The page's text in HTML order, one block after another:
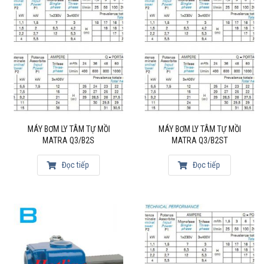
MÁY BƠM LY TÂM TỰ MỒI
MATRA Q3/B2S
Đọc tiếp
MÁY BƠM LY TÂM TỰ MỒI
MATRA Q3/B2ST
Đọc tiếp